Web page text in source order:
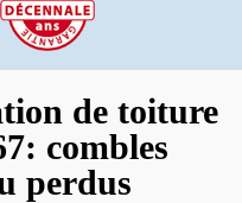
de toiture
combles
perdus